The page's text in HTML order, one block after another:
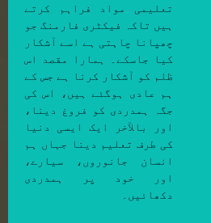
تعلیمی مواد فراہم کرتے
ہیں تاکہ فیکٹری فارمنگ جو
چھپانا چاہتی ہے اسے آشکار
کیا جاسکے۔ ہمارا مقصد اس
ظلم کو آشکار کرنا ہے جس کے
ہم عادی ہوگئے ہیں، اس کی
جگہ ہمدردی کو فروغ دینا،
اور بالآخر ایک ایسی دنیا
کی طرف تعلیم دینا جہاں ہم
انسان جانوروں، سیارے،
اور خود پر ہمدردی
دکھائیں۔